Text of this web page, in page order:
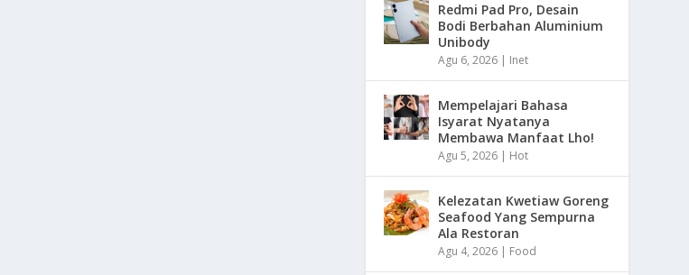
Redmi Pad Pro, Desain
Bodi Berbahan Aluminium
Unibody
Agu 6, 2026 | Inet
Mempelajari Bahasa
Isyarat Nyatanya
Membawa Manfaat Lho!
Agu 5, 2026 | Hot
Kelezatan Kwetiaw Goreng
Seafood Yang Sempurna
Ala Restoran
Agu 4, 2026 | Food